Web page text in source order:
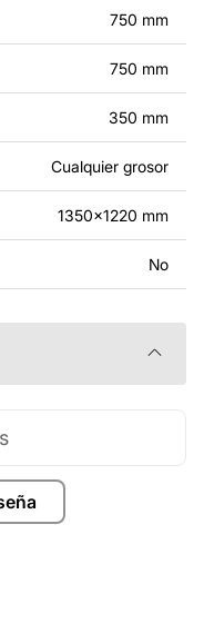
el diseño
adapte a tus
con nosotros.
ayuda, ponte en
750 mm
750 mm
350 mm
Cualquier grosor
1350x1220 mm
No